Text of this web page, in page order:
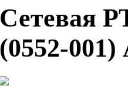
Сетевая
(0552-